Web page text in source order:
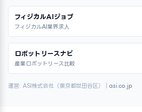
フィジカルAIジョブ
フィジカルAI業界求人
ロボットリースナビ
産業ロボットリース比較
運営: ASI株式会社（東京都世田谷区）｜ asi.co.jp